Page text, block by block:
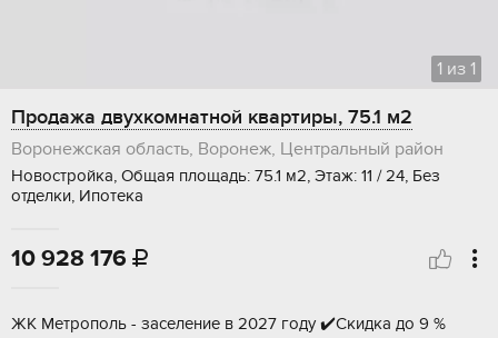
1 из 1
Продажа двухкомнатной квартиры, 75.1 м2
Воронежская область, Воронеж, Центральный район
Новостройка, Общая площадь: 75.1 м2, Этаж: 11 / 24, Без
отделки, Ипотека
10 928 176 
ЖK Meтpополь - заселение в 2027 году ✔️Cкидка дo 9 %